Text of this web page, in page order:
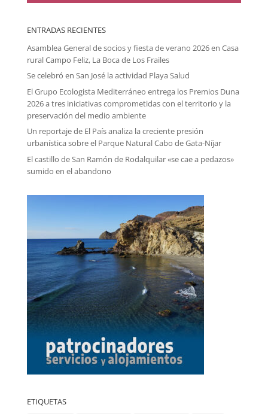
ENTRADAS RECIENTES
Asamblea General de socios y fiesta de verano 2026 en Casa
rural Campo Feliz, La Boca de Los Frailes
Se celebró en San José la actividad Playa Salud
El Grupo Ecologista Mediterráneo entrega los Premios Duna
2026 a tres iniciativas comprometidas con el territorio y la
preservación del medio ambiente
Un reportaje de El País analiza la creciente presión
urbanística sobre el Parque Natural Cabo de Gata-Níjar
El castillo de San Ramón de Rodalquilar «se cae a pedazos»
sumido en el abandono
ETIQUETAS